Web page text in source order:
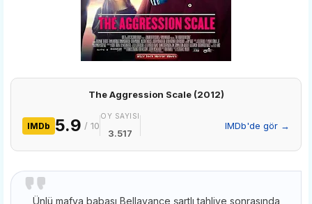
The Aggression Scale (2012)
IMDb 5.9 / 10
OY SAYISI
3.517
IMDb'de gör →
Ünlü mafya babası Bellavance şartlı tahliye sonrasında